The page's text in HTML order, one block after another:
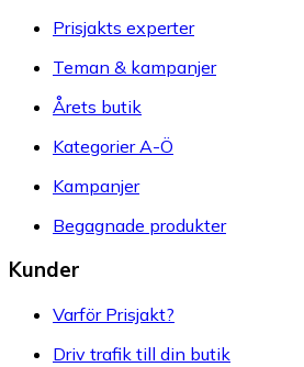
Prisjakts experter
Teman & kampanjer
Årets butik
Kategorier A-Ö
Kampanjer
Begagnade produkter
Kunder
Varför Prisjakt?
Driv trafik till din butik